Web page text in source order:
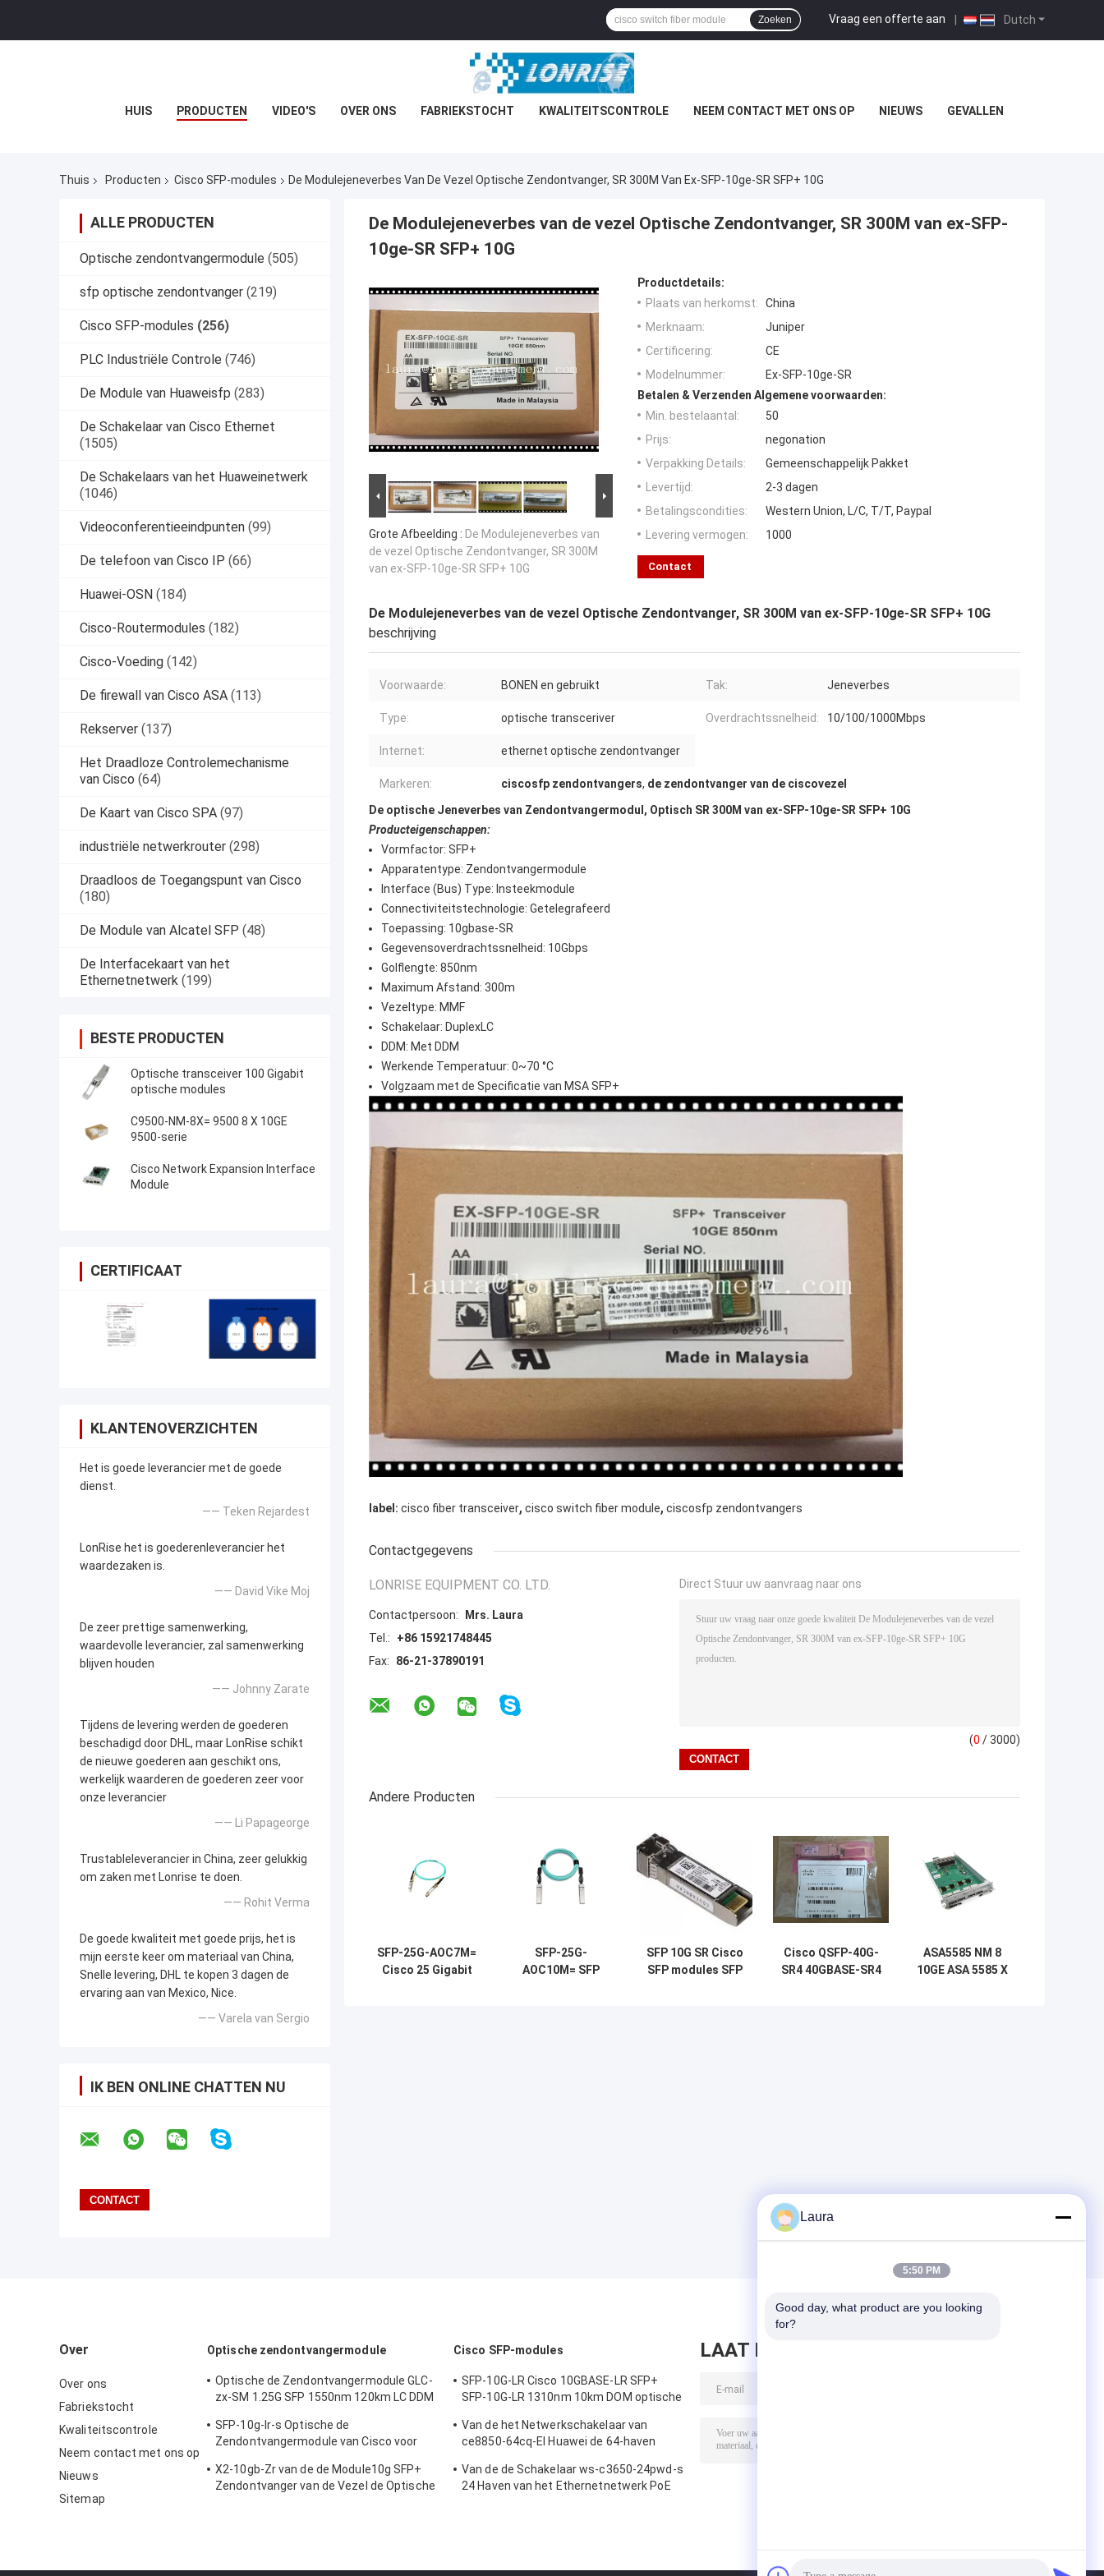
Dutch
Vraag een offerte aan |
Zoeken
HUIS PRODUCTEN VIDEO'S OVER ONS FABRIEKSTOCHT KWALITEITSCONTROLE NEEM CONTACT MET ONS OP NIEUWS GEVALLEN
Thuis Producten Cisco SFP-modules De Modulejeneverbes Van De Vezel Optische Zendontvanger, SR 300M Van Ex-SFP-10ge-SR SFP+ 10G
ALLE PRODUCTEN
Optische zendontvangermodule (505)
sfp optische zendontvanger (219)
Cisco SFP-modules (256)
PLC Industriële Controle (746)
De Module van Huaweisfp (283)
De Schakelaar van Cisco Ethernet
(1505)
De Schakelaars van het Huaweinetwerk
(1046)
Videoconferentieeindpunten (99)
De telefoon van Cisco IP (66)
Huawei-OSN (184)
Cisco-Routermodules (182)
Cisco-Voeding (142)
De firewall van Cisco ASA (113)
Rekserver (137)
Het Draadloze Controlemechanisme
van Cisco (64)
De Kaart van Cisco SPA (97)
industriële netwerkrouter (298)
Draadloos de Toegangspunt van Cisco
(180)
De Module van Alcatel SFP (48)
De Interfacekaart van het
Ethernetnetwerk (199)
BESTE PRODUCTEN
Optische transceiver 100 Gigabit
optische modules
C9500-NM-8X= 9500 8 X 10GE
9500-serie
Cisco Network Expansion Interface
Module
CERTIFICAAT
KLANTENOVERZICHTEN
Het is goede leverancier met de goede
dienst.
—— Teken Rejardest
LonRise het is goederenleverancier het
waardezaken is.
—— David Vike Moj
De zeer prettige samenwerking,
waardevolle leverancier, zal samenwerking
blijven houden
—— Johnny Zarate
Tijdens de levering werden de goederen
beschadigd door DHL, maar LonRise schikt
de nieuwe goederen aan geschikt ons,
werkelijk waarderen de goederen zeer voor
onze leverancier
—— Li Papageorge
Trustableleverancier in China, zeer gelukkig
om zaken met Lonrise te doen.
—— Rohit Verma
De goede kwaliteit met goede prijs, het is
mijn eerste keer om materiaal van China,
Snelle levering, DHL te kopen 3 dagen de
ervaring aan van Mexico, Nice.
—— Varela van Sergio
IK BEN ONLINE CHATTEN NU
De Modulejeneverbes van de vezel Optische Zendontvanger, SR 300M van ex-SFP-
10ge-SR SFP+ 10G
Grote Afbeelding : De Modulejeneverbes van
de vezel Optische Zendontvanger, SR 300M
van ex-SFP-10ge-SR SFP+ 10G
Productdetails:
Plaats van herkomst:
China
Merknaam:
Juniper
Certificering:
CE
Modelnummer:
Ex-SFP-10ge-SR
Betalen & Verzenden Algemene voorwaarden:
Min. bestelaantal:
50
Prijs:
negonation
Verpakking Details:
Gemeenschappelijk Pakket
Levertijd:
2-3 dagen
Betalingscondities:
Western Union, L/C, T/T, Paypal
Levering vermogen:
1000
Contact
De Modulejeneverbes van de vezel Optische Zendontvanger, SR 300M van ex-SFP-10ge-SR SFP+ 10G
beschrijving
Voorwaarde: BONEN en gebruikt Tak: Jeneverbes
Type: optische transceriver Overdrachtssnelheid: 10/100/1000Mbps
Internet: ethernet optische zendontvanger
Markeren: ciscosfp zendontvangers, de zendontvanger van de ciscovezel
De optische Jeneverbes van Zendontvangermodul, Optisch SR 300M van ex-SFP-10ge-SR SFP+ 10G
Producteigenschappen:
Vormfactor: SFP+
Apparatentype: Zendontvangermodule
Interface (Bus) Type: Insteekmodule
Connectiviteitstechnologie: Getelegrafeerd
Toepassing: 10gbase-SR
Gegevensoverdrachtssnelheid: 10Gbps
Golflengte: 850nm
Maximum Afstand: 300m
Vezeltype: MMF
Schakelaar: DuplexLC
DDM: Met DDM
Werkende Temperatuur: 0~70 °C
Volgzaam met de Specificatie van MSA SFP+
label: cisco fiber transceiver, cisco switch fiber module, ciscosfp zendontvangers
Contactgegevens
LONRISE EQUIPMENT CO. LTD.
Contactpersoon:
Mrs. Laura
Tel.:
+86 15921748445
Fax:
86-21-37890191
Direct Stuur uw aanvraag naar ons
(0 / 3000)
Andere Producten
SFP-25G-AOC7M=
Cisco 25 Gigabit
SFP-25G-
AOC10M= SFP
SFP 10G SR Cisco
SFP modules SFP
Cisco QSFP-40G-
SR4 40GBASE-SR4
ASA5585 NM 8
10GE ASA 5585 X
Over
Over ons
Fabriekstocht
Kwaliteitscontrole
Neem contact met ons op
Nieuws
Sitemap
Optische zendontvangermodule
Optische de Zendontvangermodule GLC-
zx-SM 1.25G SFP 1550nm 120km LC DDM
SFP-10g-lr-s Optische de
Zendontvangermodule van Cisco voor
Bedradingskast
X2-10gb-Zr van de de Module10g SFP+
Zendontvanger van de Vezel de Optische
Cisco SFP-modules
SFP-10G-LR Cisco 10GBASE-LR SFP+
SFP-10G-LR 1310nm 10km DOM optische
Van de het Netwerkschakelaar van
ce8850-64cq-EI Huawei de 64-haven
Ventilator
Van de de Schakelaar ws-c3650-24pwd-s
24 Haven van het Ethernetnetwerk PoE
LAAT BERICHT ACHTER
Laura
5:50 PM
Good day, what product are you looking
for?